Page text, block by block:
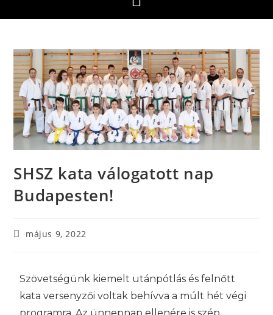
SHSZ kata válogatott nap
Budapesten!
május 9, 2022
Szövetségünk kiemelt utánpótlás és felnőtt
kata versenyzői voltak behívva a múlt hét végi